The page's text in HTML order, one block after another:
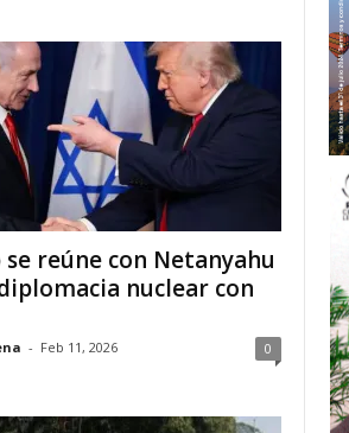
reúne con Netanyahu
nuclear con
- Feb 11, 2026 0